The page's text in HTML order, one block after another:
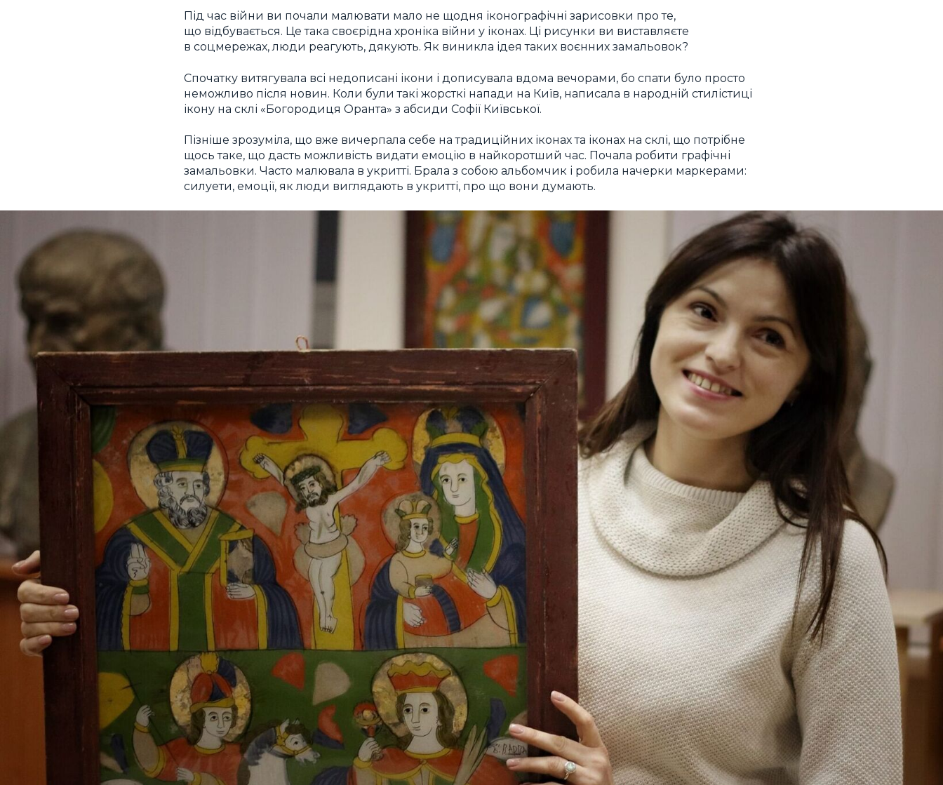
Під час війни ви почали малювати мало не щодня іконографічні зарисовки про те,
що відбувається. Це така своєрідна хроніка війни у іконах. Ці рисунки ви виставляєте
в соцмережах, люди реагують, дякують. Як виникла ідея таких воєнних замальовок?
Спочатку витягувала всі недописані ікони і дописувала вдома вечорами, бо спати було просто
неможливо після новин. Коли були такі жорсткі напади на Київ, написала в народній стилістиці
ікону на склі «Богородиця Оранта» з абсиди Софії Київської.
Пізніше зрозуміла, що вже вичерпала себе на традиційних іконах та іконах на склі, що потрібне
щось таке, що дасть можливість видати емоцію в найкоротший час. Почала робити графічні
замальовки. Часто малювала в укритті. Брала з собою альбомчик і робила начерки маркерами:
силуети, емоції, як люди виглядають в укритті, про що вони думають.